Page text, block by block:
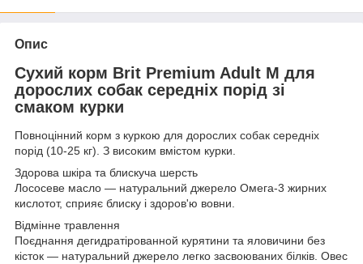
Опис
Сухий корм Brit Premium Adult M для
дорослих собак середніх порід зі
смаком курки
Повноцінний корм з куркою для дорослих собак середніх
порід (10-25 кг). З високим вмістом курки.
Здорова шкіра та блискуча шерсть
Лососеве масло — натуральний джерело Омега-3 жирних
кислотот, сприяє блиску і здоров'ю вовни.
Відмінне травлення
Поєднання дегидратірованной курятини та яловичини без
кісток — натуральний джерело легко засвоюваних білків. Овес